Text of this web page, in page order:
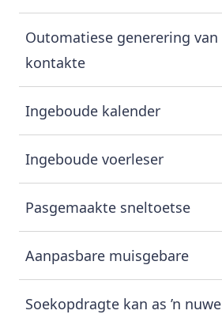
Outomatiese generering van
kontakte
Ingeboude kalender
Ingeboude voerleser
Pasgemaakte sneltoetse
Aanpasbare muisgebare
Soekopdragte kan as ’n nuwe